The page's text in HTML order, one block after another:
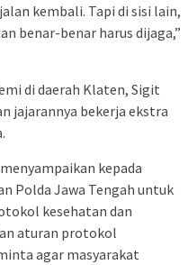
kembali. Tapi di sisi lain,
benar-benar harus dijaga,”
di daerah Klaten, Sigit
jajarannya bekerja ekstra
kepada
Polda Jawa Tengah untuk
kesehatan dan
aturan protokol
agar masyarakat